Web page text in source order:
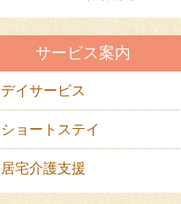
サービス案内
デイサービス
ショートステイ
居宅介護支援